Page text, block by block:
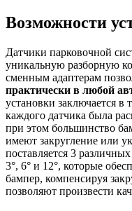
Возможности
Датчики парковочной
уникальную разборную
сменным адаптерам
практически в любой
установки заключается в
каждого датчика была
при этом большинство
имеют закругление или
поставляется 3
3°, 6° и 12°, которые
бампер, компенсируя
позволяют произвести